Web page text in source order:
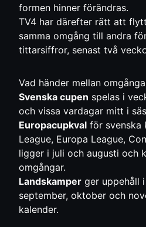
formen hinner förändras.
TV4 har därefter rätt att
samma omgång till andra
tittarsiffror, senast två
Vad händer mellan
Svenska cupen spelas i
och vissa vardagar mitt i
Europacupkval för svenska
League, Europa League,
ligger i juli och augusti och
omgångar.
Landskamper ger uppehåll
september, oktober och
kalender.